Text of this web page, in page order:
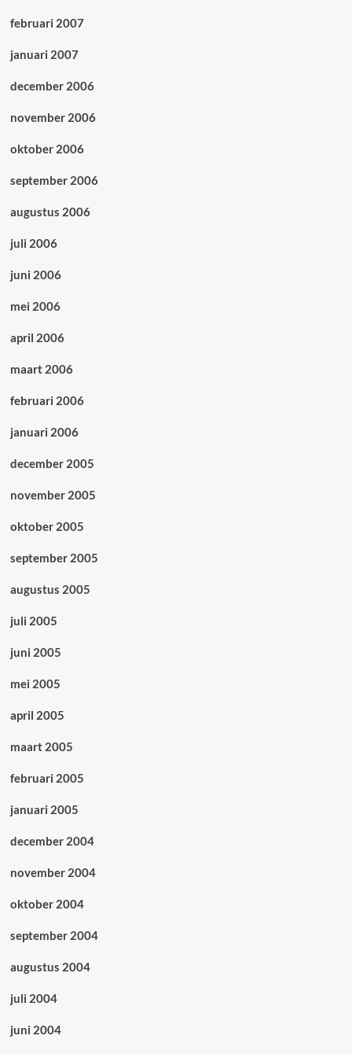
februari 2007
januari 2007
december 2006
november 2006
oktober 2006
september 2006
augustus 2006
juli 2006
juni 2006
mei 2006
april 2006
maart 2006
februari 2006
januari 2006
december 2005
november 2005
oktober 2005
september 2005
augustus 2005
juli 2005
juni 2005
mei 2005
april 2005
maart 2005
februari 2005
januari 2005
december 2004
november 2004
oktober 2004
september 2004
augustus 2004
juli 2004
juni 2004